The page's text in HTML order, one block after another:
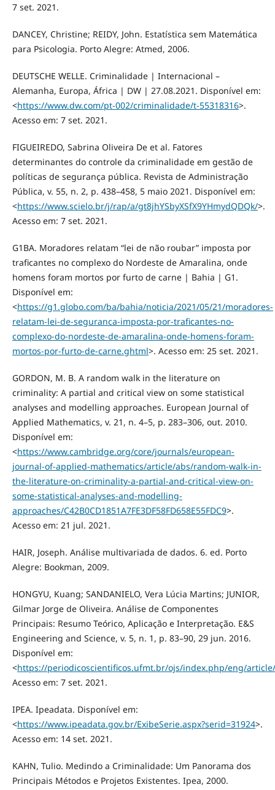
7 set. 2021.
DANCEY, Christine; REIDY, John. Estatística sem Matemática
para Psicologia. Porto Alegre: Atmed, 2006.
DEUTSCHE WELLE. Criminalidade | Internacional –
Alemanha, Europa, África | DW | 27.08.2021. Disponível em:
<https://www.dw.com/pt-002/criminalidade/t-55318316>.
Acesso em: 7 set. 2021.
FIGUEIREDO, Sabrina Oliveira De et al. Fatores
determinantes do controle da criminalidade em gestão de
políticas de segurança pública. Revista de Administração
Pública, v. 55, n. 2, p. 438–458, 5 maio 2021. Disponível em:
<https://www.scielo.br/j/rap/a/gt8jhYSbyXSfX9YHmydQDQk/>.
Acesso em: 7 set. 2021.
G1BA. Moradores relatam “lei de não roubar” imposta por
traficantes no complexo do Nordeste de Amaralina, onde
homens foram mortos por furto de carne | Bahia | G1.
Disponível em:
<https://g1.globo.com/ba/bahia/noticia/2021/05/21/moradores-
relatam-lei-de-seguranca-imposta-por-traficantes-no-
complexo-do-nordeste-de-amaralina-onde-homens-foram-
mortos-por-furto-de-carne.ghtml>. Acesso em: 25 set. 2021.
GORDON, M. B. A random walk in the literature on
criminality: A partial and critical view on some statistical
analyses and modelling approaches. European Journal of
Applied Mathematics, v. 21, n. 4–5, p. 283–306, out. 2010.
Disponível em:
<https://www.cambridge.org/core/journals/european-
journal-of-applied-mathematics/article/abs/random-walk-in-
the-literature-on-criminality-a-partial-and-critical-view-on-
some-statistical-analyses-and-modelling-
approaches/C42B0CD1851A7FE3DF58FD658E55FDC9>.
Acesso em: 21 jul. 2021.
HAIR, Joseph. Análise multivariada de dados. 6. ed. Porto
Alegre: Bookman, 2009.
HONGYU, Kuang; SANDANIELO, Vera Lúcia Martins; JUNIOR,
Gilmar Jorge de Oliveira. Análise de Componentes
Principais: Resumo Teórico, Aplicação e Interpretação. E&S
Engineering and Science, v. 5, n. 1, p. 83–90, 29 jun. 2016.
Disponível em:
<https://periodicoscientificos.ufmt.br/ojs/index.php/eng/
Acesso em: 7 set. 2021.
IPEA. Ipeadata. Disponível em:
<https://www.ipeadata.gov.br/ExibeSerie.aspx?serid=31924>.
Acesso em: 14 set. 2021.
KAHN, Tulio. Medindo a Criminalidade: Um Panorama dos
Principais Métodos e Projetos Existentes. Ipea, 2000.